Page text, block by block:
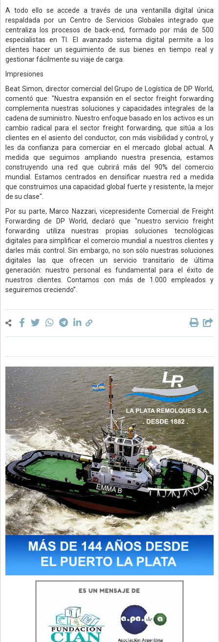
A todo ello se accede a través de una ventanilla digital única
respaldada por un Centro de Servicios Globales integrado que
centraliza los procesos de back-end, formado por más de 500
especialistas en TI. El avanzado sistema digital permite a los
clientes hacer un seguimiento de sus bienes en tiempo real y
gestionar fácilmente su viaje de carga.
Impresiones
Beat Simon, director comercial del Grupo de Logística de DP World,
comentó que: "Nuestra expansión en el sector freight forwarding
complementa nuestras soluciones y capacidades integrales de la
cadena de suministro. Nuestro enfoque basado en los activos es un
cambio radical para el sector freight forwarding, que sitúa a los
clientes en el asiento del conductor, con más visibilidad y control, y
les da confianza para comerciar en el mercado global actual. A
medida que seguimos ampliando nuestra presencia, estamos
construyendo una red que cubrirá más del 90% del comercio
mundial. Estamos centrados en densificar nuestra red a medida
que construimos una capacidad global fuerte y resistente, la mejor
de su clase".
Por su parte, Marco Nazzari, vicepresidente Comercial de Freight
Forwarding de DP World, declaró que "nuestro servicio freight
forwarding utiliza nuestras propias soluciones tecnológicas
digitales para simplificar el comercio mundial a nuestros clientes y
darles más control. Sin embargo, no son sólo nuestras soluciones
digitales las que ofrecen un servicio transitario de última
generación: nuestro personal es fundamental para el éxito de
nuestros clientes. Contamos con más de 1.000 empleados y
seguiremos creciendo”.